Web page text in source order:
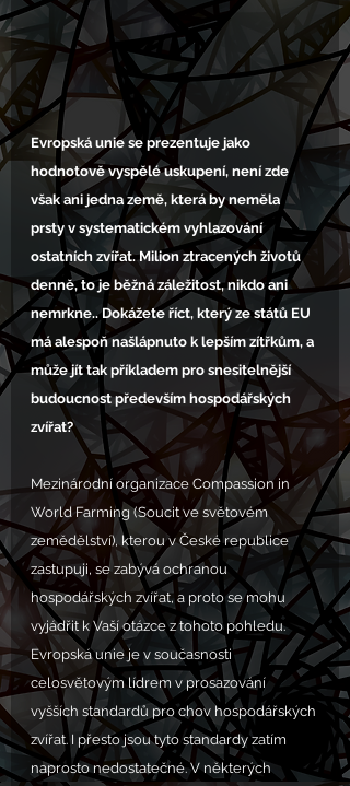
Evropská unie se prezentuje jako
hodnotově vyspělé uskupení, není zde
však ani jedna země, která by neměla
prsty v systematickém vyhlazování
ostatních zvířat. Milion ztracených životů
denně, to je běžná záležitost, nikdo ani
nemrkne.. Dokážete říct, který ze států EU
má alespoň našlápnuto k lepším zítřkům, a
může jít tak příkladem pro snesitelnější
budoucnost především hospodářských
zvířat?
Mezinárodní organizace Compassion in
World Farming (Soucit ve světovém
zemědělství), kterou v České republice
zastupuji, se zabývá ochranou
hospodářských zvířat, a proto se mohu
vyjádřit k Vaší otázce z tohoto pohledu.
Evropská unie je v současnosti
celosvětovým lídrem v prosazování
vyšších standardů pro chov hospodářských
zvířat. I přesto jsou tyto standardy zatím
naprosto nedostatečné. V některých